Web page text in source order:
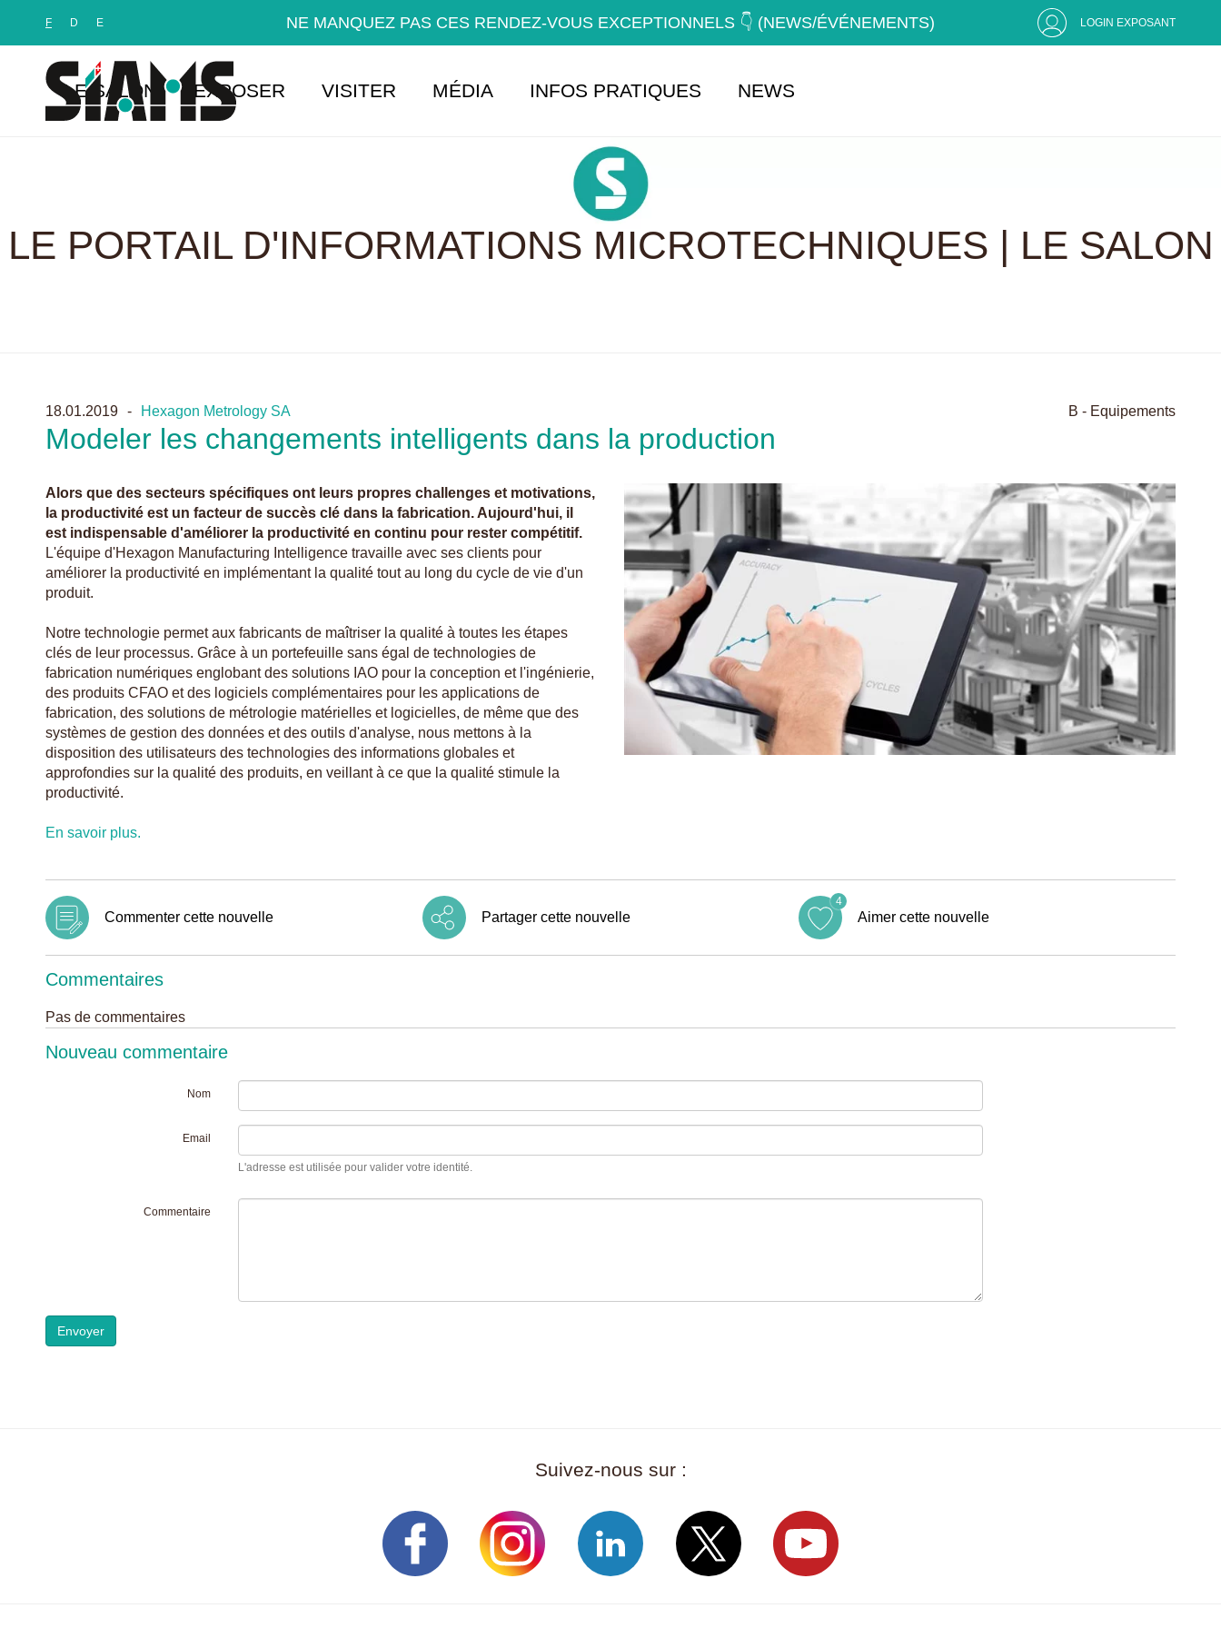
F D E NE MANQUEZ PAS CES RENDEZ-VOUS EXCEPTIONNELS 👇 (NEWS/ÉVÉNEMENTS) LOGIN EXPOSANT
LE SALON EXPOSER VISITER MÉDIA INFOS PRATIQUES NEWS
LE PORTAIL D'INFORMATIONS MICROTECHNIQUES | LE SALON
18.01.2019 Hexagon Metrology SA B - Equipements
Modeler les changements intelligents dans la production
Alors que des secteurs spécifiques ont leurs propres challenges et motivations,
la productivité est un facteur de succès clé dans la fabrication. Aujourd'hui, il
est indispensable d'améliorer la productivité en continu pour rester compétitif.
L'équipe d'Hexagon Manufacturing Intelligence travaille avec ses clients pour
améliorer la productivité en implémentant la qualité tout au long du cycle de vie d'un
produit.
Notre technologie permet aux fabricants de maîtriser la qualité à toutes les étapes
clés de leur processus. Grâce à un portefeuille sans égal de technologies de
fabrication numériques englobant des solutions IAO pour la conception et l'ingénierie,
des produits CFAO et des logiciels complémentaires pour les applications de
fabrication, des solutions de métrologie matérielles et logicielles, de même que des
systèmes de gestion des données et des outils d'analyse, nous mettons à la
disposition des utilisateurs des technologies des informations globales et
approfondies sur la qualité des produits, en veillant à ce que la qualité stimule la
productivité.
En savoir plus.
Commenter cette nouvelle Partager cette nouvelle Aimer cette nouvelle
4
Commentaires
Pas de commentaires
Nouveau commentaire
Nom
Email
L'adresse est utilisée pour valider votre identité.
Commentaire
Envoyer
Suivez-nous sur :